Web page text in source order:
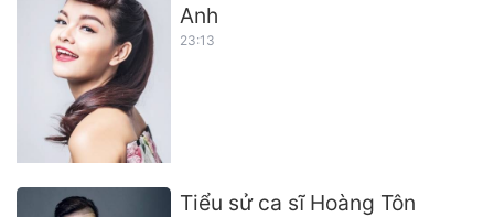
Anh
23:13
Tiểu sử ca sĩ Hoàng Tôn